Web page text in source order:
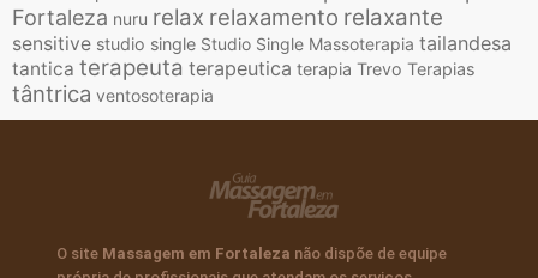
Fortaleza nuru relax relaxamento relaxante
sensitive studio single Studio Single Massoterapia tailandesa
tantica terapeuta terapeutica terapia Trevo Terapias
tântrica ventosoterapia
O site Massagem em Fortaleza não dispõe de equipe